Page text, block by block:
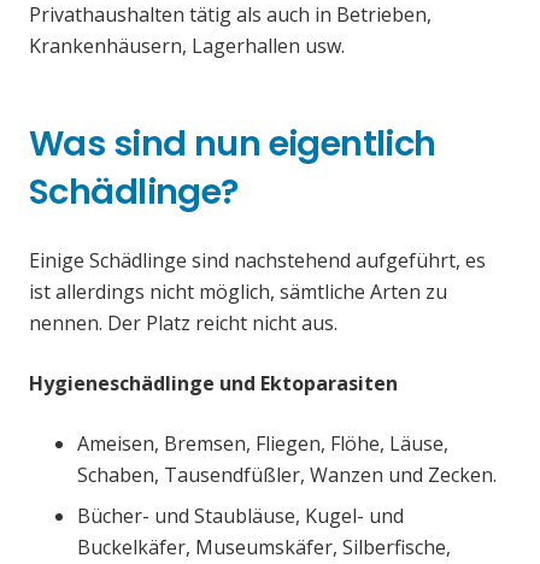
Privathaushalten tätig als auch in Betrieben,
Krankenhäusern, Lagerhallen usw.
Was sind nun eigentlich
Schädlinge?
Einige Schädlinge sind nachstehend aufgeführt, es
ist allerdings nicht möglich, sämtliche Arten zu
nennen. Der Platz reicht nicht aus.
Hygieneschädlinge und Ektoparasiten
Ameisen, Bremsen, Fliegen, Flöhe, Läuse,
Schaben, Tausendfüßler, Wanzen und Zecken.
Bücher- und Staubläuse, Kugel- und
Buckelkäfer, Museumskäfer, Silberfische,